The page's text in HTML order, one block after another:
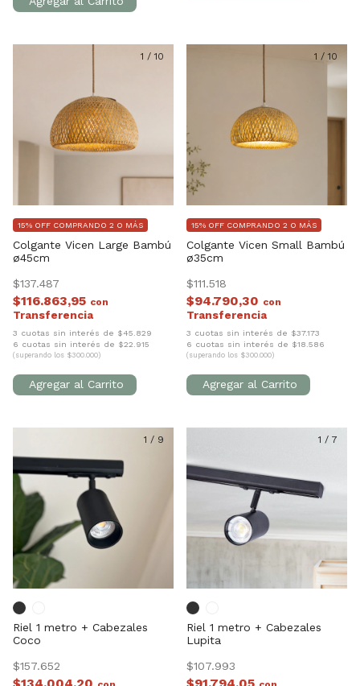
1 / 10
Colgante Vicen Large Bambú
ø45cm
$137.487
15% OFF COMPRANDO 2 O MÁS
$116.863,95 con
3 cuotas sin interés de $45.829
6 cuotas sin interés de $22.915
(superando los $300.000)
1 / 10
Colgante Vicen Small Bambú
ø35cm
$111.518
15% OFF COMPRANDO 2 O MÁS
$94.790,30 con
3 cuotas sin interés de $37.173
6 cuotas sin interés de $18.586
(superando los $300.000)
1 / 9
Riel 1 metro + Cabezales
Coco
$157.652
1 / 7
Riel 1 metro + Cabezales
Lupita
$107.993